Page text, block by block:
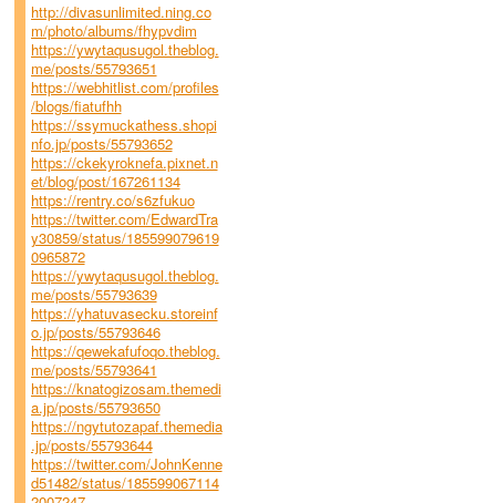
http://divasunlimited.ning.co
m/photo/albums/fhypvdim
https://ywytaqusugol.theblog.
me/posts/55793651
https://webhitlist.com/profiles
/blogs/fiatufhh
https://ssymuckathess.shopi
nfo.jp/posts/55793652
https://ckekyroknefa.pixnet.n
et/blog/post/167261134
https://rentry.co/s6zfukuo
https://twitter.com/EdwardTra
y30859/status/185599079619
0965872
https://ywytaqusugol.theblog.
me/posts/55793639
https://yhatuvasecku.storeinf
o.jp/posts/55793646
https://qewekafufoqo.theblog.
me/posts/55793641
https://knatogizosam.themedi
a.jp/posts/55793650
https://ngytutozapaf.themedia
.jp/posts/55793644
https://twitter.com/JohnKenne
d51482/status/185599067114